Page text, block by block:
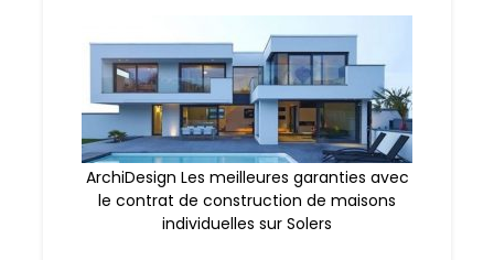
ArchiDesign Les meilleures garanties avec
le contrat de construction de maisons
individuelles sur Solers